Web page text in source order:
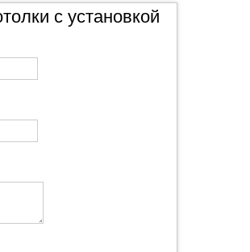
с установкой